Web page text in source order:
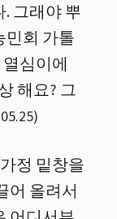
그래야 뿌
민회 가톨
심이에
해요? 그
)
정 밑창을
어 올려서